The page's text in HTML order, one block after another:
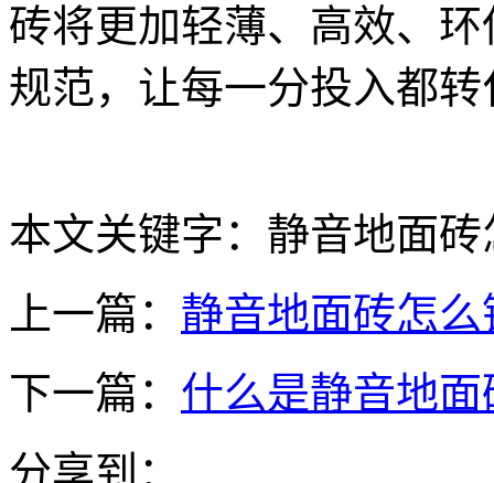
砖将更加轻薄、高效、
规范，让每一分投入都
本文关键字：静音地面砖
上一篇： 静音地面砖怎
下一篇： 什么是静音地
分享到：